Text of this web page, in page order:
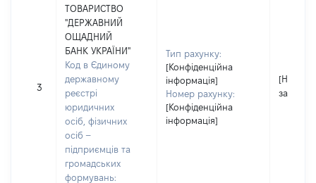
3
ТОВАРИСТВО
"ДЕРЖАВНИЙ
ОЩАДНИЙ
БАНК УКРАЇНИ"
Код в Єдиному
державному
реєстрі
юридичних
осіб, фізичних
осіб –
підприємців та
громадських
формувань:
Тип рахунку:
[Конфіденційна
інформація]
Номер рахунку:
[Конфіденційна
інформація]
[Не